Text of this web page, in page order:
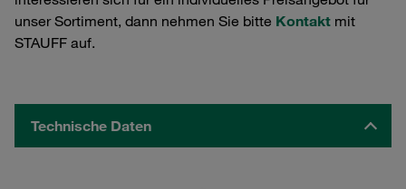
unser Sortiment, dann nehmen Sie bitte Kontakt mit
STAUFF auf.
Technische Daten